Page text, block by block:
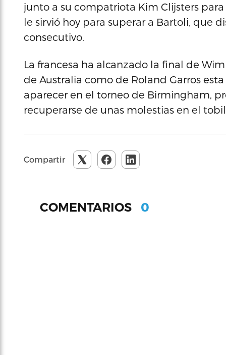
junto a su compatriota Kim Clijsters
le sirvió hoy para superar a Bartoli, que
consecutivo.
La francesa ha alcanzado la final de
de Australia como de Roland Garros
aparecer en el torneo de Birmingham,
recuperarse de unas molestias en el
Compartir
COMENTARIOS 0